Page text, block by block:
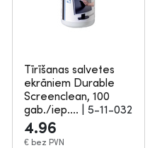
Tīrīšanas salvetes
ekrāniem Durable
Screenclean, 100
gab./iep....
5-11-032
4.96
€ bez PVN